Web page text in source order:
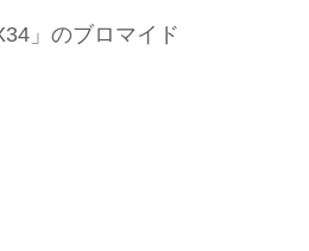
」のブロマイド